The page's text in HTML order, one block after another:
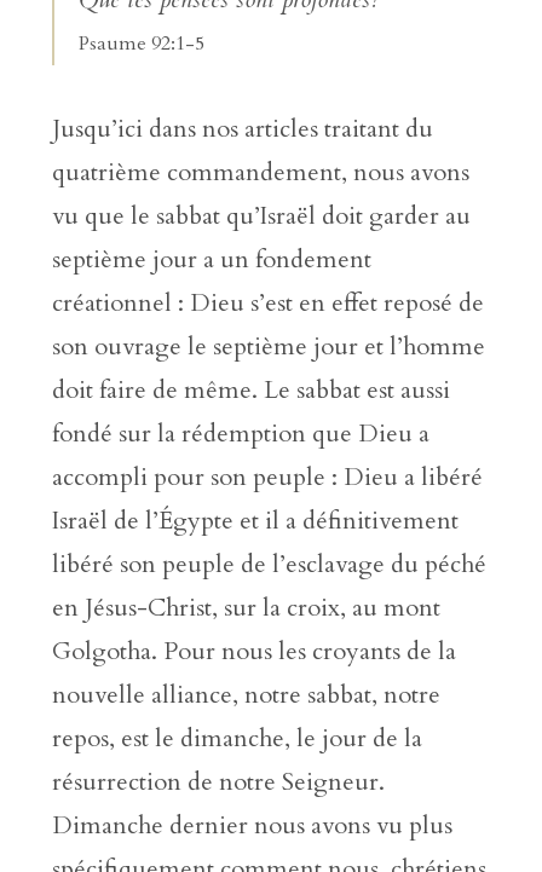
Psaume 92:1-5
Jusqu’ici dans nos articles traitant du
quatrième commandement, nous avons
vu que le sabbat qu’Israël doit garder au
septième jour a un fondement
créationnel : Dieu s’est en effet reposé de
son ouvrage le septième jour et l’homme
doit faire de même. Le sabbat est aussi
fondé sur la rédemption que Dieu a
accompli pour son peuple : Dieu a libéré
Israël de l’Égypte et il a définitivement
libéré son peuple de l’esclavage du péché
en Jésus-Christ, sur la croix, au mont
Golgotha. Pour nous les croyants de la
nouvelle alliance, notre sabbat, notre
repos, est le dimanche, le jour de la
résurrection de notre Seigneur.
Dimanche dernier nous avons vu plus